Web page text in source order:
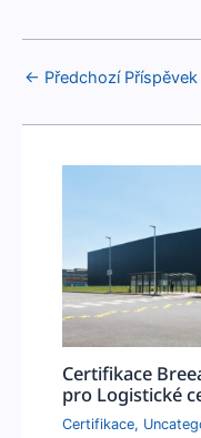
← Předchozí Příspěvek
Certifikace
pro Logistické
Certifikace,